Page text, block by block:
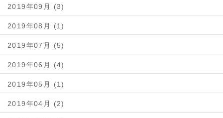
2019年09月 (3)
2019年08月 (1)
2019年07月 (5)
2019年06月 (4)
2019年05月 (1)
2019年04月 (2)